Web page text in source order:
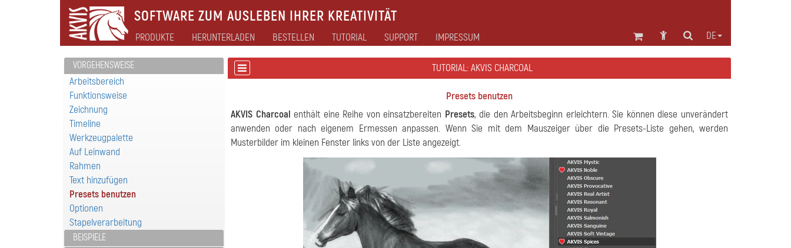
SOFTWARE ZUM AUSLEBEN IHRER KREATIVITÄT
DE
PRODUKTE HERUNTERLADEN BESTELLEN TUTORIAL SUPPORT IMPRESSUM
VORGEHENSWEISE
Arbeitsbereich
Funktionsweise
Zeichnung
Timeline
Werkzeugpalette
Auf Leinwand
Rahmen
Text hinzufügen
Presets benutzen
Optionen
Stapelverarbeitung
BEISPIELE
TUTORIAL: AKVIS CHARCOAL
Presets benutzen
AKVIS Charcoal enthält eine Reihe von einsatzbereiten Presets, die den Arbeitsbeginn erleichtern. Sie können diese unverändert
anwenden oder nach eigenem Ermessen anpassen. Wenn Sie mit dem Mauszeiger über die Presets-Liste gehen, werden
Musterbilder im kleinen Fenster links von der Liste angezeigt.